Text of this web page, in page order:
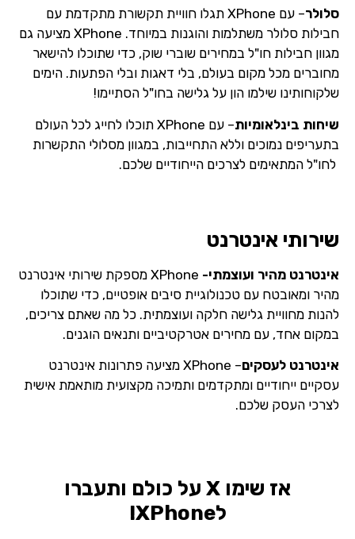
סלולר
– עם XPhone תגלו חוויית תקשורת מתקדמת עם
חבילות סלולר משתלמות והוגנות במיוחד. XPhone מציעה גם
מגוון חבילות חו"ל במחירים שוברי שוק, כדי שתוכלו להישאר
מחוברים מכל מקום בעולם, בלי דאגות ובלי הפתעות. הימים
שלקוחותינו שילמו הון על גלישה בחו"ל הסתיימו!
שיחות בינלאומיות
– עם XPhone תוכלו לחייג לכל העולם
בתעריפים נמוכים וללא התחייבות, במגוון מסלולי התקשרות
לחו"ל המתאימים לצרכים הייחודיים שלכם.
שירותי אינטרנט
אינטרנט מהיר ועוצמתי-
XPhone מספקת שירותי אינטרנט
מהיר ומאובטח עם טכנולוגיית סיבים אופטיים, כדי שתוכלו
להנות מחוויית גלישה חלקה ועוצמתית. כל מה שאתם צריכים,
במקום אחד, עם מחירים אטרקטיביים ותנאים הוגנים.
אינטרנט לעסקים
– XPhone מציעה פתרונות אינטרנט
עסקיים ייחודיים ומתקדמים ותמיכה מקצועית מותאמת אישית
לצרכי העסק שלכם.
אז שימו X על כולם ותעברו
לXPhone!